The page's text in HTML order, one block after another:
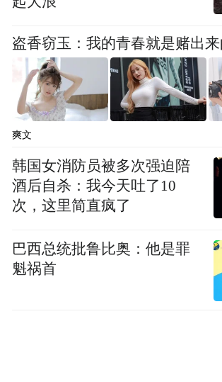
盗香窃玉：我的青春就是赌出
爽文
韩国女消防员被多次强迫陪
酒后自杀：我今天吐了10
次，这里简直疯了
巴西总统批鲁比奥：他是罪
魁祸首